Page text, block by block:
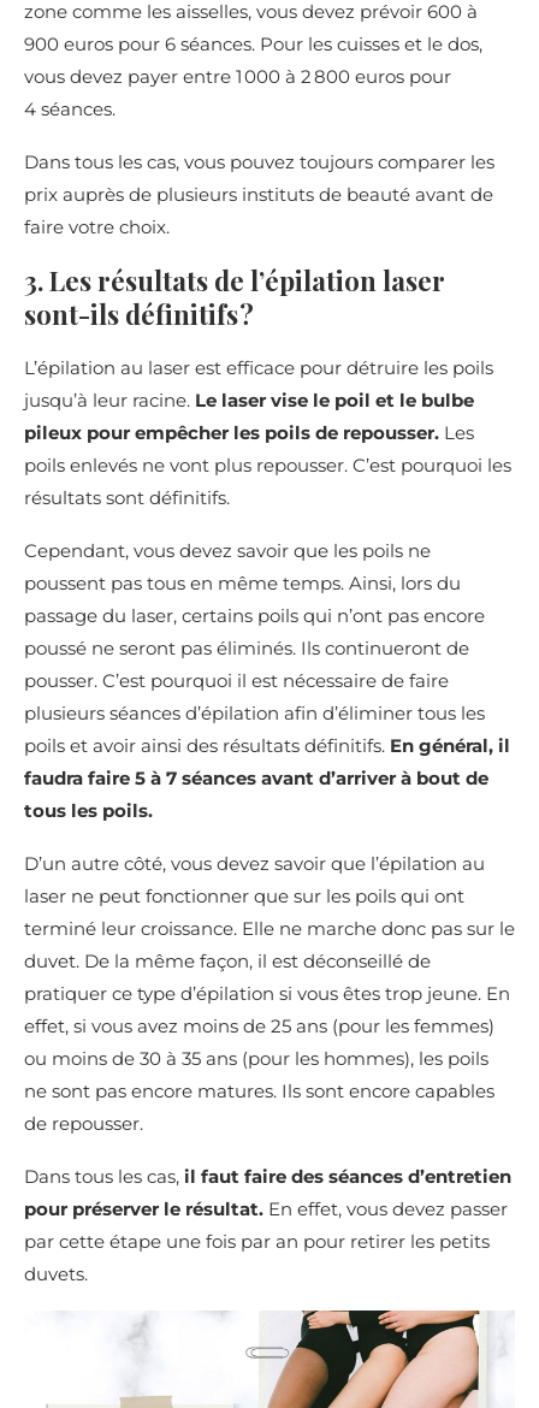
zone comme les aisselles, vous devez prévoir 600 à
900 euros pour 6 séances. Pour les cuisses et le dos,
vous devez payer entre 1 000 à 2 800 euros pour
4 séances.
Dans tous les cas, vous pouvez toujours comparer les
prix auprès de plusieurs instituts de beauté avant de
faire votre choix.
3. Les résultats de l’épilation laser
sont-ils définitifs ?
L’épilation au laser est efficace pour détruire les poils
jusqu’à leur racine. Le laser vise le poil et le bulbe
pileux pour empêcher les poils de repousser. Les
poils enlevés ne vont plus repousser. C’est pourquoi les
résultats sont définitifs.
Cependant, vous devez savoir que les poils ne
poussent pas tous en même temps. Ainsi, lors du
passage du laser, certains poils qui n’ont pas encore
poussé ne seront pas éliminés. Ils continueront de
pousser. C’est pourquoi il est nécessaire de faire
plusieurs séances d’épilation afin d’éliminer tous les
poils et avoir ainsi des résultats définitifs. En général, il
faudra faire 5 à 7 séances avant d’arriver à bout de
tous les poils.
D’un autre côté, vous devez savoir que l’épilation au
laser ne peut fonctionner que sur les poils qui ont
terminé leur croissance. Elle ne marche donc pas sur le
duvet. De la même façon, il est déconseillé de
pratiquer ce type d’épilation si vous êtes trop jeune. En
effet, si vous avez moins de 25 ans (pour les femmes)
ou moins de 30 à 35 ans (pour les hommes), les poils
ne sont pas encore matures. Ils sont encore capables
de repousser.
Dans tous les cas, il faut faire des séances d’entretien
pour préserver le résultat. En effet, vous devez passer
par cette étape une fois par an pour retirer les petits
duvets.